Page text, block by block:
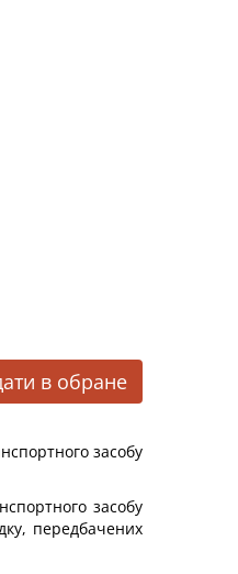
в обране
засобу
засобу
передбачених